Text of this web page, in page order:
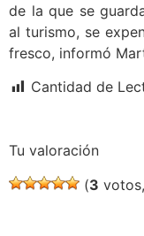
de la que se
al turismo, se
fresco, informó
Cantidad de
Tu valoración
(3